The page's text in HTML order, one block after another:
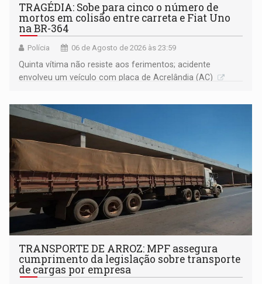
TRAGÉDIA: Sobe para cinco o número de
mortos em colisão entre carreta e Fiat Uno
na BR-364
Polícia 06 de Agosto de 2026 às 23:59
Quinta vítima não resiste aos ferimentos; acidente
envolveu um veículo com placa de Acrelândia (AC)
TRANSPORTE DE ARROZ: MPF assegura
cumprimento da legislação sobre transporte
de cargas por empresa